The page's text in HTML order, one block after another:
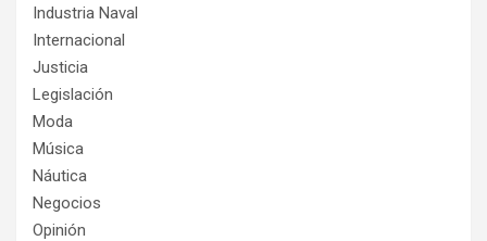
Industria Naval
Internacional
Justicia
Legislación
Moda
Música
Náutica
Negocios
Opinión